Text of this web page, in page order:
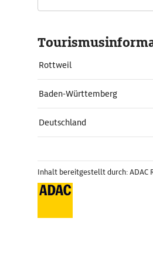
Rottweil
Baden-Württemberg
Deutschland
Inhalt bereitgestellt durch: ADAC